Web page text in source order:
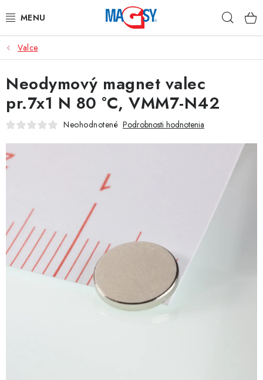
na
HLAVNÉ KATEGÓRIE
MAGNETICKÉ POMÔCKY
PRIEMYSELNÉ MAGNETY
OSTATNÉ MAGNETY
Obchodné podmienky
Ochrana osobných údajov
Kontakt
Odstúpenie od zmluvy
Valce
Neodymový magnet valec
pr.7x1 N 80 °C, VMM7-N42
Neohodnotené Podrobnosti hodnotenia